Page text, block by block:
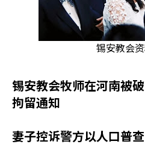
锡安教会
锡安教会牧师在河南被
拘留通知
妻子控诉警方以人口普